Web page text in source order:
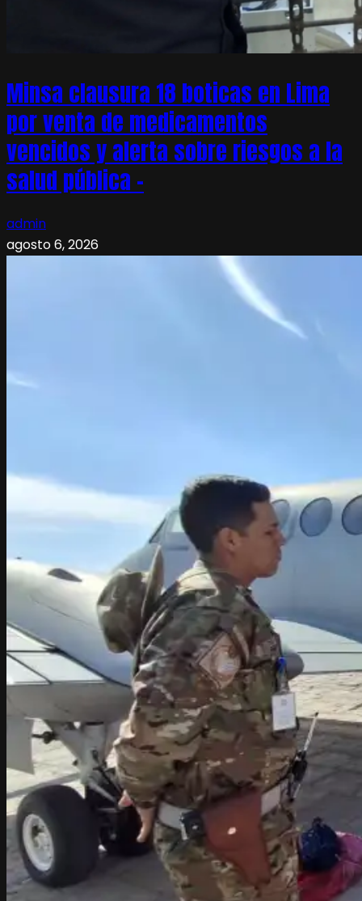
Minsa clausura 18 boticas en Lima
por venta de medicamentos
vencidos y alerta sobre riesgos a la
salud pública –
admin
agosto 6, 2026